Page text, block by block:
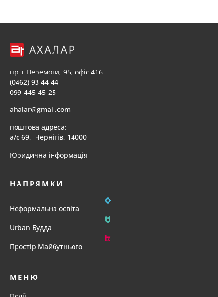
пр-т Перемоги, 95, офіс 416
(0462) 93 44 44
099-445-45-25
ahalar@gmail.com
поштова адреса:
а/с 69, Чернігів, 14000
Юридична інформація
НАПРЯМКИ
Неформальна освіта
Urban Будда
Простір Майбутнього
МЕНЮ